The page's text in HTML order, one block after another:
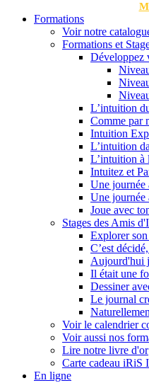
Formations
Voir notre
Formations et
Développez
L’intuition
Comme par
Intuition
L’intuition
L’intuition à
Intuitez et
Une journée
Une journée
Joue avec
Stages des Amis
Explorer
C’est
Aujourd'hui
Il était une
Dessiner
Le journal
Voir le calendrier
Voir aussi nos
Lire notre livre d'or
Carte cadeau iRiS
En ligne